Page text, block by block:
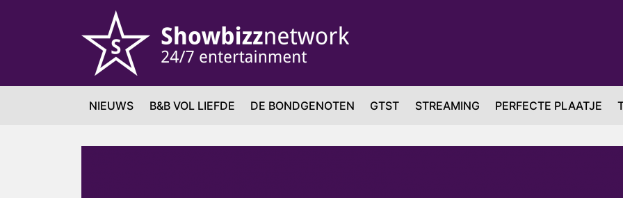
NIEUWS B&B VOL LIEFDE DE BONDGENOTEN GTST STREAMING PERFECTE PLAATJE